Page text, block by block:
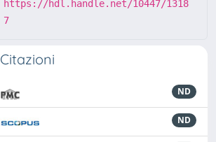
https://hdl.handle.net/10447/1318
7
Citazioni
ND
ND